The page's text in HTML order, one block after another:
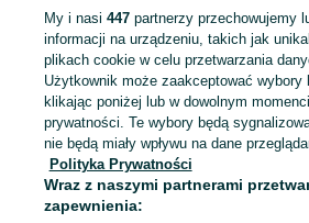
KATEGORIA
Mapa kategorii
Mapa miejscowości
Mapa ministron
My i nasi 447partnerzy przechowujemy
informacji na urządzeniu, takich jak
plikach cookie w celu przetwarzania
Użytkownik może zaakceptować wybory
klikając poniżej lub w dowolnym
prywatności. Te wybory będą
nie będą miały wpływu na dane
Polityka Prywatności
Wraz z naszymi partnerami
zapewnienia: